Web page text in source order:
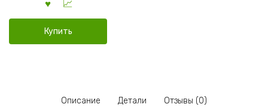
Купить
Описание Детали Отзывы (0)